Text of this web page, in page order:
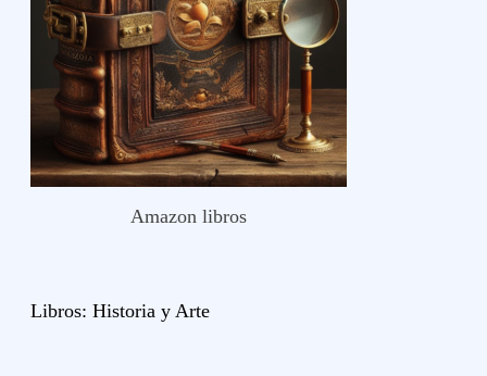
Amazon libros
Libros: Historia y Arte